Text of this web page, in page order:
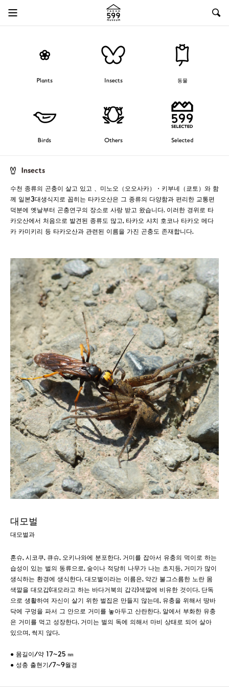
Plants Insects 동물
Birds Others Selected
수천 종류의 곤충이 살고 있고 、미노오（오오사카）・키부네（쿄토）와 함
께 일본3대생식지로 꼽히는 타카오산은 그 종류의 다양함과 편리한 교통편
덕분에 옛날부터 곤충연구의 장소로 사랑 받고 왔습니다. 이러한 경위로 타
카오산에서 처음으로 발견된 종류도 많고, 타카오 샤치 호코나 타카오 메다
카 카미키리 등 타카오산과 관련된 이름을 가진 곤충도 존재합니다.
대모벌
대모벌과
혼슈, 시코쿠, 큐슈, 오키나와에 분포한다. 거미를 잡아서 유충의 먹이로 하는
습성이 있는 벌의 동류으로, 숲이나 적당히 나무가 나는 초지등, 거미가 많이
생식하는 환경에 생식한다. 대모벌이라는 이름은, 약간 불그스름한 노란 몸
색깔을 대모갑(대모라고 하는 바다거북의 갑각)색깔에 비유한 것이다. 단독
으로 생활하여 자신이 살기 위한 벌집은 만들지 않는데, 유충을 위해서 땅바
닥에 구멍을 파서 그 안으로 거미를 놓아두고 산란한다. 알에서 부화한 유충
은 거미를 먹고 성장한다. 거미는 벌의 독에 의해서 마비 상태로 되어 살아
있으며, 썩지 않다.
● 몸길이/약 17~25 ㎜
● 성충 출현기/7~9월경